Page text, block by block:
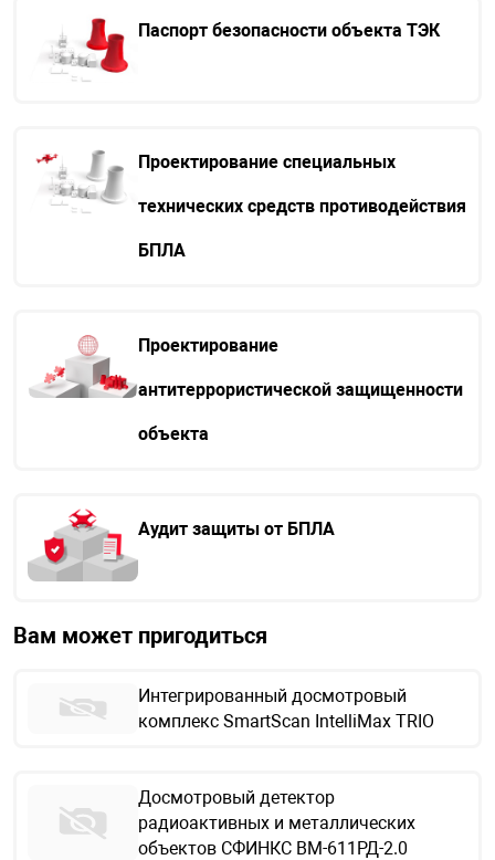
Паспорт безопасности объекта ТЭК
Проектирование специальных
технических средств противодействия
БПЛА
Проектирование
антитеррористической защищенности
объекта
Аудит защиты от БПЛА
Вам может пригодиться
Интегрированный досмотровый
комплекс SmartScan IntelliMax TRIO
Досмотровый детектор
радиоактивных и металлических
объектов СФИНКС ВМ-611РД-2.0